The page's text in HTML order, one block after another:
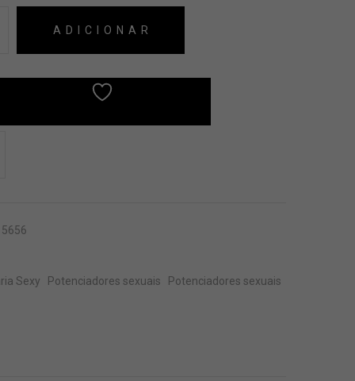
ADICIONAR
Sexy Potenciadores sexuais Potenciadores sexuais